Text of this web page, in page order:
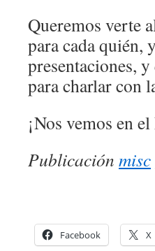
Queremos verte
para cada quién,
presentaciones,
para charlar con
¡Nos vemos en
Publicación misc
Facebook X